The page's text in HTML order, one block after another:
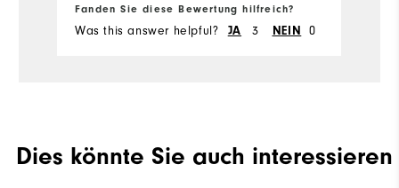
Fanden Sie diese Bewertung hilfreich?
Was this answer helpful? JA 3 NEIN 0
Dies könnte Sie auch interessieren